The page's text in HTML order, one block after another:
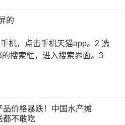
的
机，点击手机天猫app。2 选
的搜索框，进入搜索界面。3
品价格暴跌！中国水产摊
都不敢吃